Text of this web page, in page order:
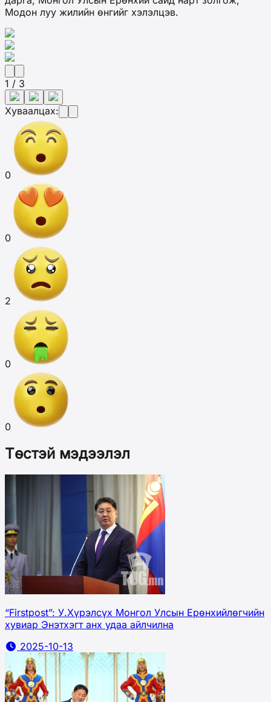
Модон луу жилийн өнгийг хэлэлцэв.
1 / 3
Хуваалцах:
0
0
2
0
0
Төстэй мэдээлэл
“Firstpost”: У.Хүрэлсүх Монгол Улсын Ерөнхийлөгчийн
хувиар Энэтхэгт анх удаа айлчилна
2025-10-13